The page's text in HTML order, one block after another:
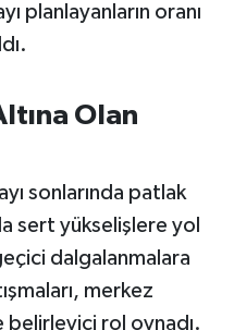
planlayanların oranı
Olan
sonlarında patlak
sert yükselişlere yol
dalgalanmalara
merkez
belirleyici rol oynadı.